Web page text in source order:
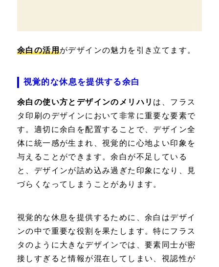
余白の活用がデザインの魅力を引き立てます。
視覚的な休息を提供する余白
余白の使い方とデザインのメリハリ は、フラス
タ印刷のデザインにおいて非常に重要な要素で
す。適切に余白を配置することで、デザイン全
体に統一感が生まれ、視覚的に心地よい印象を
与えることができます。余白が不足している
と、デザインが詰め込み過ぎた印象になり、見
づらくなってしまうことがあります。
視覚的な休息を提供するために、余白はデザイ
ンの中で重要な役割を果たします。特にフラス
タのように大きなデザインでは、要素同士が密
接しすぎると情報が混在してしまい、視認性が